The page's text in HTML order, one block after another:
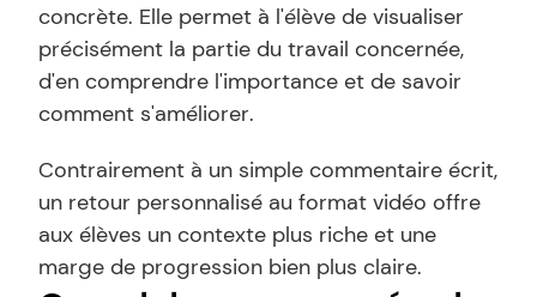
concrète. Elle permet à l'élève de visualiser
précisément la partie du travail concernée,
d'en comprendre l'importance et de savoir
comment s'améliorer.
Contrairement à un simple commentaire écrit,
un retour personnalisé au format vidéo offre
aux élèves un contexte plus riche et une
marge de progression bien plus claire.